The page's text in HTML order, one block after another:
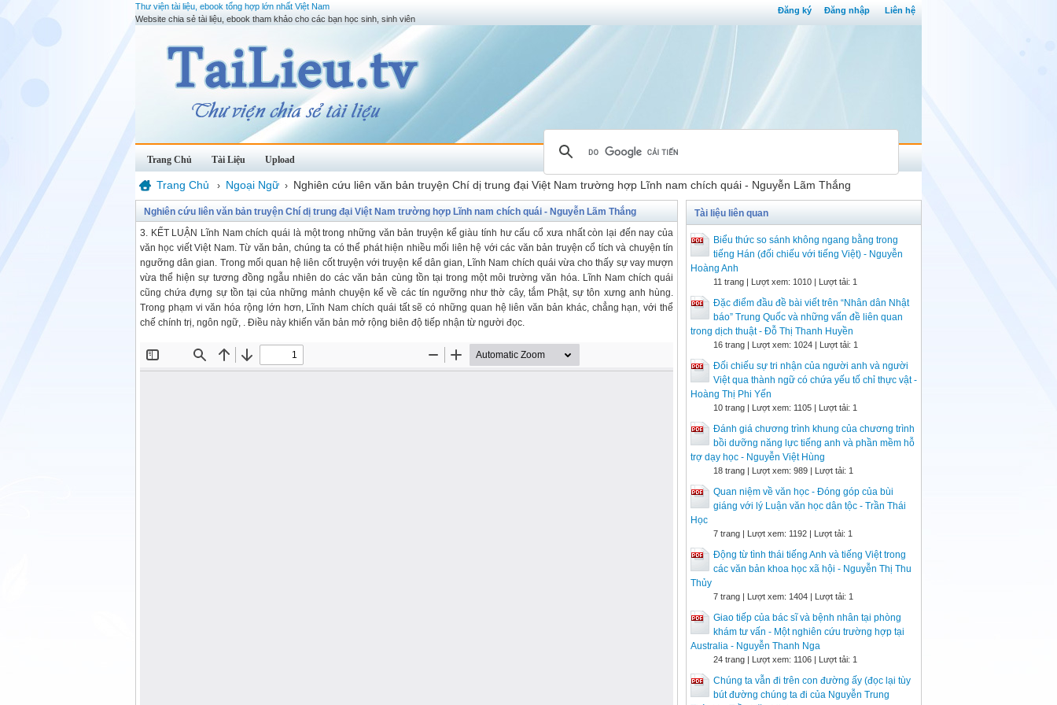
Đăng ký Đăng nhập Liên hệ
Thư viện tài liệu, ebook tổng hợp lớn nhất Việt Nam
Website chia sẻ tài liệu, ebook tham khảo cho các bạn học sinh, sinh viên
Trang Chủ Tài Liệu Upload
Trang Chủ › Ngoại Ngữ › Nghiên cứu liên văn bản truyện Chí dị trung đại Việt Nam trường hợp Lĩnh nam chích quái - Nguyễn Lãm Thắng
Nghiên cứu liên văn bản truyện Chí dị trung đại Việt Nam trường hợp Lĩnh nam chích quái - Nguyễn Lãm Thắng
3. KẾT LUẬN Lĩnh Nam chích quái là một trong những văn bản truyện kể giàu tính hư cấu cổ xưa nhất còn lại đến nay của
văn học viết Việt Nam. Từ văn bản, chúng ta có thể phát hiện nhiều mối liên hệ với các văn bản truyện cổ tích và chuyện tín
ngưỡng dân gian. Trong mối quan hệ liên cốt truyện với truyện kể dân gian, Lĩnh Nam chích quái vừa cho thấy sự vay mượn
vừa thể hiện sự tương đồng ngẫu nhiên do các văn bản cùng tồn tại trong một môi trường văn hóa. Lĩnh Nam chích quái
cũng chứa đựng sự tồn tại của những mảnh chuyện kể về các tín ngưỡng như thờ cây, tắm Phật, sự tôn xưng anh hùng.
Trong phạm vi văn hóa rộng lớn hơn, Lĩnh Nam chích quái tất sẽ có những quan hệ liên văn bản khác, chẳng hạn, với thể
chế chính trị, ngôn ngữ, . Điều này khiến văn bản mở rộng biên độ tiếp nhận từ người đọc.
Tài liệu liên quan
Biểu thức so sánh không ngang bằng trong
tiếng Hán (đối chiếu với tiếng Việt) - Nguyễn
Hoàng Anh
11 trang | Lượt xem: 1010 | Lượt tải: 1
Đặc điểm đầu đề bài viết trên “Nhân dân Nhật
báo” Trung Quốc và những vấn đề liên quan
trong dịch thuật - Đỗ Thị Thanh Huyền
16 trang | Lượt xem: 1024 | Lượt tải: 1
Đối chiếu sự tri nhận của người anh và người
Việt qua thành ngữ có chứa yếu tố chỉ thực vật -
Hoàng Thị Phi Yến
10 trang | Lượt xem: 1105 | Lượt tải: 1
Đánh giá chương trình khung của chương trình
bồi dưỡng năng lực tiếng anh và phần mềm hỗ
trợ dạy học - Nguyễn Việt Hùng
18 trang | Lượt xem: 989 | Lượt tải: 1
Quan niệm về văn học - Đóng góp của bùi
giáng với lý Luận văn học dân tộc - Trần Thái
Học
7 trang | Lượt xem: 1192 | Lượt tải: 1
Động từ tình thái tiếng Anh và tiếng Việt trong
các văn bản khoa học xã hội - Nguyễn Thị Thu
Thủy
7 trang | Lượt xem: 1404 | Lượt tải: 1
Giao tiếp của bác sĩ và bệnh nhân tại phòng
khám tư vấn - Một nghiên cứu trường hợp tại
Australia - Nguyễn Thanh Nga
24 trang | Lượt xem: 1106 | Lượt tải: 1
Chúng ta vẫn đi trên con đường ấy (đọc lại tùy
bút đường chúng ta đi của Nguyễn Trung